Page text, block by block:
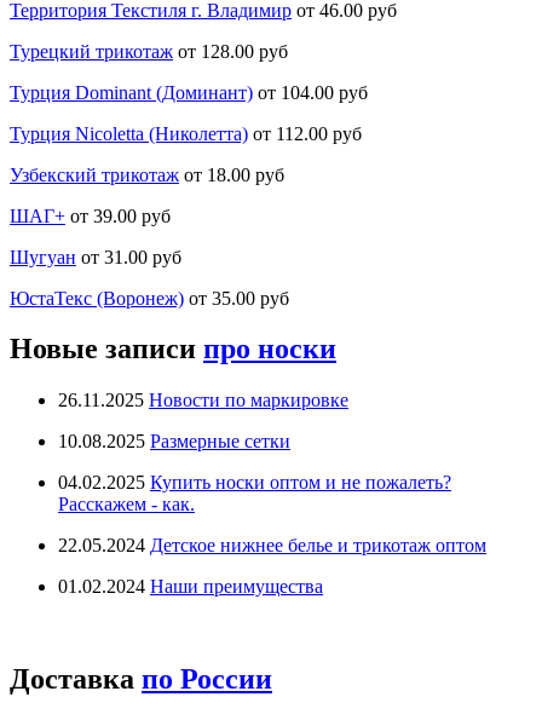
Территория Текстиля г. Владимир от 46.00 руб
Турецкий трикотаж от 128.00 руб
Турция Dominant (Доминант) от 104.00 руб
Турция Nicoletta (Николетта) от 112.00 руб
Узбекский трикотаж от 18.00 руб
ШАГ+ от 39.00 руб
Шугуан от 31.00 руб
ЮстаТекс (Воронеж) от 35.00 руб
Новые записи про носки
26.11.2025 Новости по маркировке
10.08.2025 Размерные сетки
04.02.2025 Купить носки оптом и не пожалеть?
Расскажем - как.
22.05.2024 Детское нижнее белье и трикотаж оптом
01.02.2024 Наши преимущества
Доставка по России